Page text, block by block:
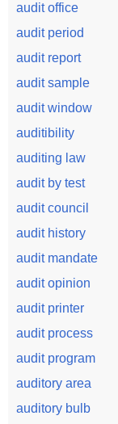
audit office
audit period
audit report
audit sample
audit window
auditibility
auditing law
audit by test
audit council
audit history
audit mandate
audit opinion
audit printer
audit process
audit program
auditory area
auditory bulb